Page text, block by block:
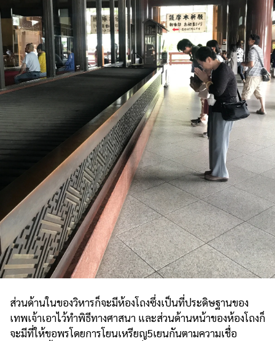
ส่วนด้านในของวิหารก็จะมีห้องโถงซึ่งเป็นที่ประดิษฐานของ
เทพเจ้าเอาไว้ทำพิธีทางศาสนา และส่วนด้านหน้าของห้องโถงก็
จะมีที่ให้ขอพรโดยการโยนเหรียญ5เยนกันตามความเชื่อ